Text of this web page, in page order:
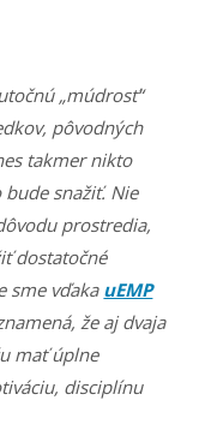
„múdrosť“
pôvodných
takmer nikto
snažiť. Nie
prostredia,
dostatočné
sme vďaka uEMP
že aj dvaja
mať úplne
disciplínu